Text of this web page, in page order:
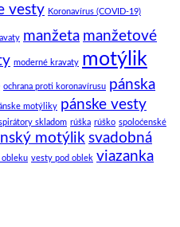
vesty Koronavírus (COVID-19)
manžeta manžetové
moderné kravaty motýlik
ochrana proti koronavírusu pánska
motýliky pánske vesty
skladom rúška rúško spoloćenské
motýlik svadobná
vesty pod oblek viazanka